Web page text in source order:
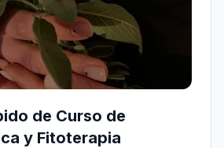
de Curso de
y Fitoterapia